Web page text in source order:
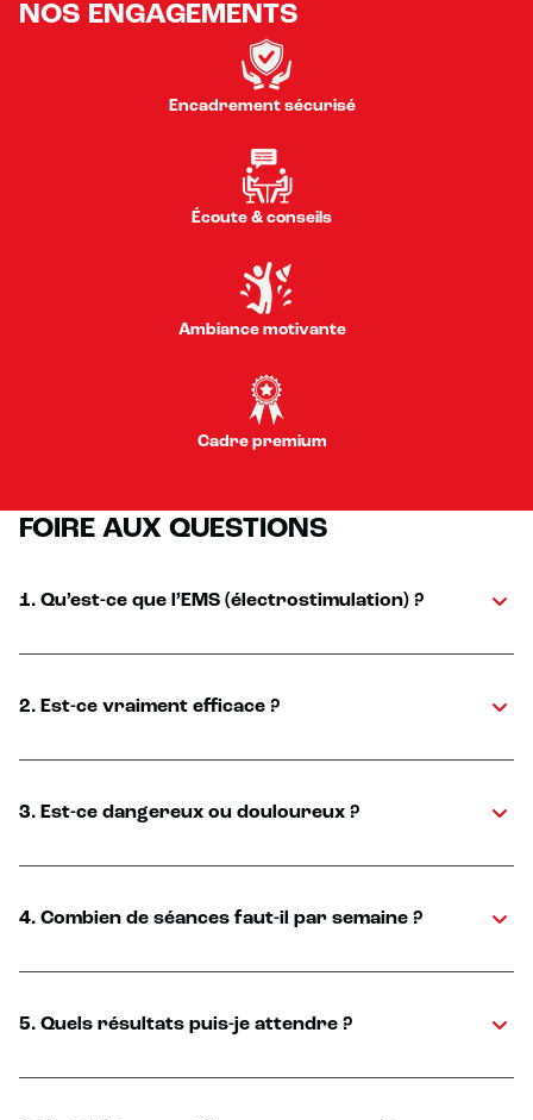
NOS ENGAGEMENTS
Encadrement sécurisé
Écoute & conseils
Ambiance motivante
Cadre premium
FOIRE AUX QUESTIONS
1. Qu’est-ce que l’EMS (électrostimulation) ?
2. Est-ce vraiment efficace ?
3. Est-ce dangereux ou douloureux ?
4. Combien de séances faut-il par semaine ?
5. Quels résultats puis-je attendre ?